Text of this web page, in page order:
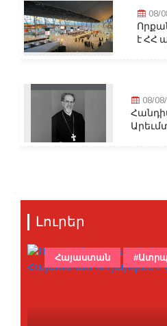
08/
է ՀՀ
08/
Լուրեր
Հայաստան